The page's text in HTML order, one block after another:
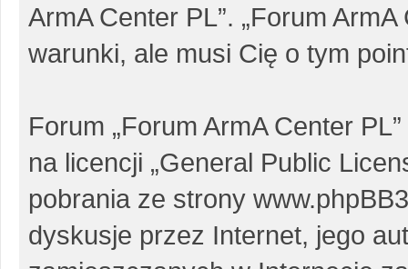
ArmA Center PL”. „Forum
warunki, ale musi Cię o tym
Forum „Forum ArmA Center
na licencji „General Public
pobrania ze strony
dyskusje przez Internet, jego